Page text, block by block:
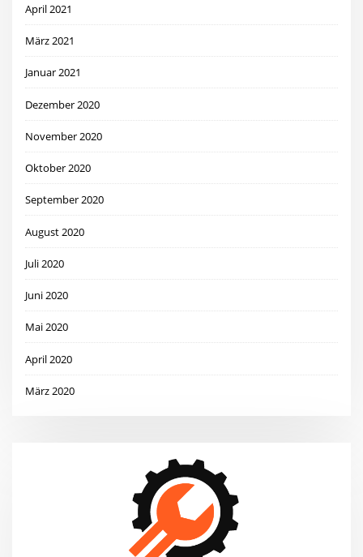
April 2021
März 2021
Januar 2021
Dezember 2020
November 2020
Oktober 2020
September 2020
August 2020
Juli 2020
Juni 2020
Mai 2020
April 2020
März 2020